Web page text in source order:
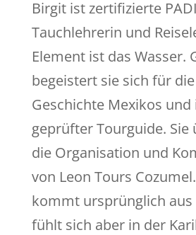
Birgit ist zertifizierte PADI
Tauchlehrerin und
Element ist das Wasser.
begeistert sie sich für
Geschichte Mexikos
geprüfter Tourguide.
die Organisation und
von Leon Tours
kommt ursprünglich aus
fühlt sich aber in der